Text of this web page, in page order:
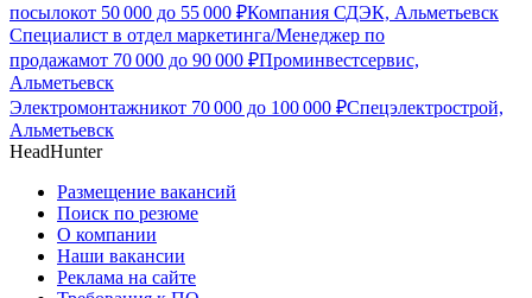
посылокот 50 000 до 55 000 ₽Компания СДЭК, Альметьевск
Специалист в отдел маркетинга/Менеджер по
продажамот 70 000 до 90 000 ₽Проминвестсервис,
Альметьевск
Электромонтажникот 70 000 до 100 000 ₽Спецэлектрострой,
Альметьевск
HeadHunter
Размещение вакансий
Поиск по резюме
О компании
Наши вакансии
Реклама на сайте